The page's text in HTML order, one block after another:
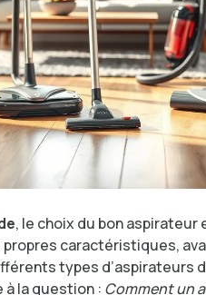
, le choix du bon aspirateur
caractéristiques,
types d’aspirateurs
à la question : Comment un